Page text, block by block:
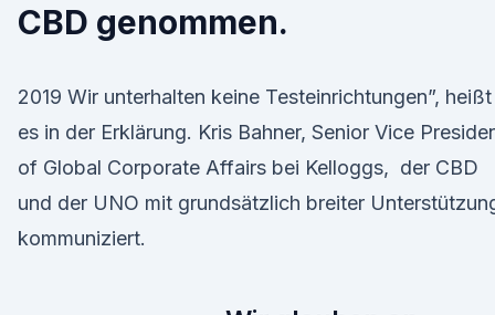
CBD genommen.
2019 Wir unterhalten keine Testeinrichtungen”, heißt
es in der Erklärung. Kris Bahner, Senior Vice
of Global Corporate Affairs bei Kelloggs, der CBD
und der UNO mit grundsätzlich breiter
kommuniziert.